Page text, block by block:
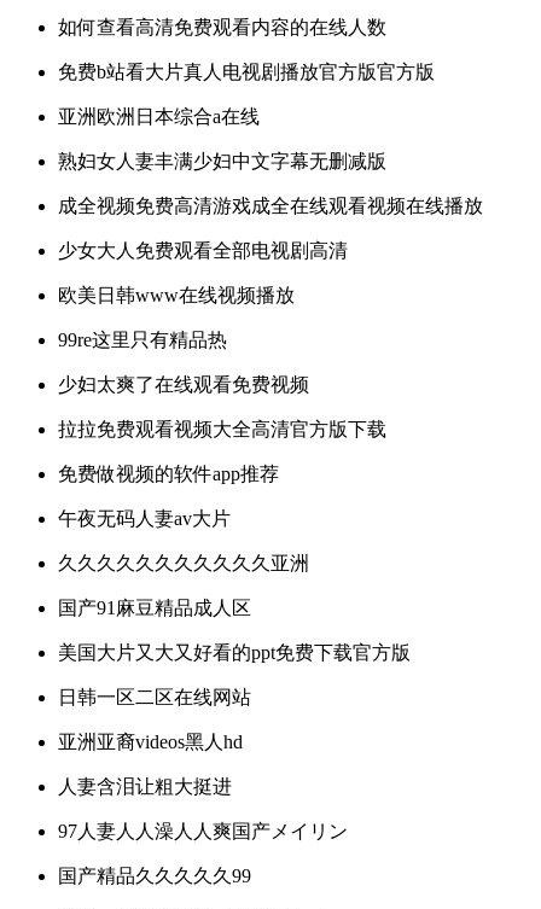
如何查看高清免费观看内容的在线人数
免费b站看大片真人电视剧播放官方版官方版
亚洲欧洲日本综合a在线
熟妇女人妻丰满少妇中文字幕无删减版
成全视频免费高清游戏成全在线观看视频在线播放
少女大人免费观看全部电视剧高清
欧美日韩www在线视频播放
99re这里只有精品热
少妇太爽了在线观看免费视频
拉拉免费观看视频大全高清官方版下载
免费做视频的软件app推荐
午夜无码人妻av大片
久久久久久久久久久久久亚洲
国产91麻豆精品成人区
美国大片又大又好看的ppt免费下载官方版
日韩一区二区在线网站
亚洲亚裔videos黑人hd
人妻含泪让粗大挺进
97人妻人人澡人人爽国产メイリン
国产精品久久久久久99